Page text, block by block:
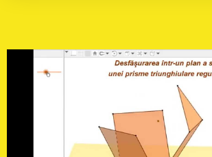
Bazele sunt patrate
Bazele sunt hexagoane regulate.